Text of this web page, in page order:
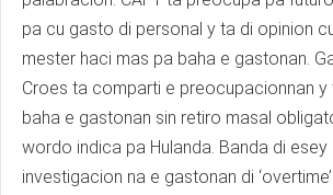
pa cu gasto di personal y ta di opinion
mester haci mas pa baha e gastonan.
Croes ta comparti e preocupacionnan y
baha e gastonan sin retiro masal
wordo indica pa Hulanda. Banda di esey
investigacion na e gastonan di